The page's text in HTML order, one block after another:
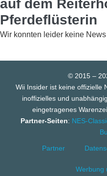
auf dem
Pferdeflüsterin
Wir konnten leider keine
© 2015 –
Wii Insider ist keine offizielle
inoffizielles und
eingetragenes
Partner-Seiten: NES-
Partner
Werbung